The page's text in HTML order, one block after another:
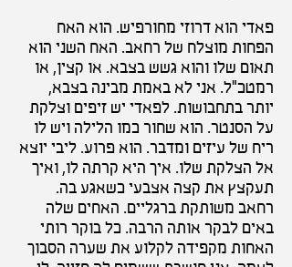
פאדי הוא דרוזי מחורפיש. הוא האח
הפחות מוצלח של רחאב. האח השני הוא
תאום שלו והוא גשש בצבא. או קצין, או
רמטכ"ל. אני לא באמת מבינה בצבא,
יותר בתחבושות. לפאדי יש זיפים וצלקת
על הסנטר. הוא שחור כמו הלילה ויש לו
ריח של עיזים ומדבר. הוא פרוע. ליבי יוצא
אל הצלקת שלו. איך היא קרתה לו, ואיך
תעקצץ את קצה אצבעי כשאגע בה.
רחאב משותקת ברגליים. האחים שלה
באים לבקר אותה הרבה. כל בוקר רותי
האחות מקפידה לקלוע את שערה הסבוך